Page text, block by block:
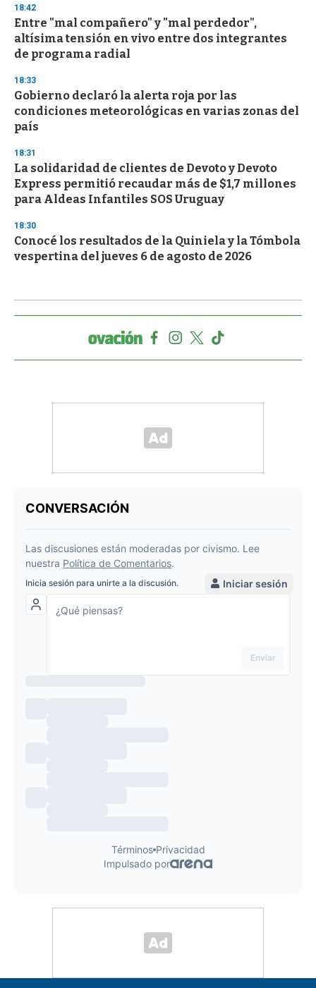
18:42
Entre "mal compañero" y "mal perdedor",
altísima tensión en vivo entre dos integrantes
de programa radial
18:33
Gobierno declaró la alerta roja por las
condiciones meteorológicas en varias zonas del
país
18:31
La solidaridad de clientes de Devoto y Devoto
Express permitió recaudar más de $1,7 millones
para Aldeas Infantiles SOS Uruguay
18:30
Conocé los resultados de la Quiniela y la Tómbola
vespertina del jueves 6 de agosto de 2026